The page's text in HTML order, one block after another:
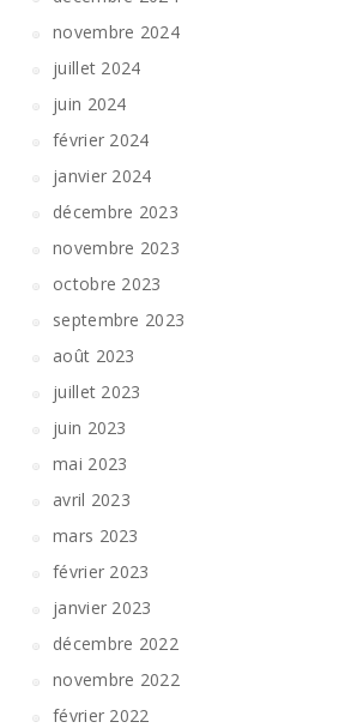
novembre 2024
juillet 2024
juin 2024
février 2024
janvier 2024
décembre 2023
novembre 2023
octobre 2023
septembre 2023
août 2023
juillet 2023
juin 2023
mai 2023
avril 2023
mars 2023
février 2023
janvier 2023
décembre 2022
novembre 2022
février 2022